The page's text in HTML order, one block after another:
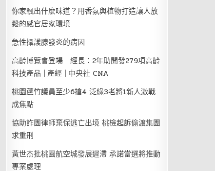
你家飄出什麼味道？用香氛與植物打造讓人放
鬆的感官居家環境
急性攝護腺發炎的病因
高齡博覽會登場 經長：2年助開發279項高齡
科技產品 | 產經 | 中央社 CNA
桃園蘆竹議員至少6搶4 泛綠3老將1新人激戰
成焦點
協助詐團律師棄保逃亡出境 桃檢起訴偷渡集團
求重刑
黃世杰批桃園航空城發展遲滯 承諾當選將推動
專案處理